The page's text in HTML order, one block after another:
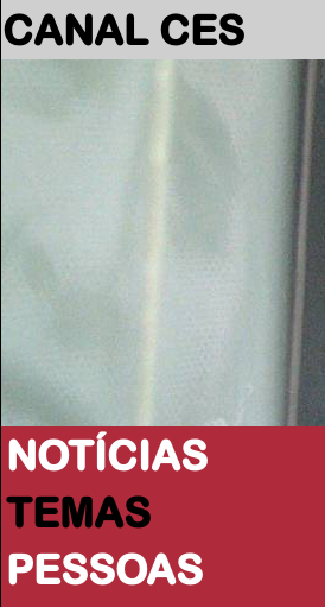
CANAL CES
NOTÍCIAS
TEMAS
PESSOAS